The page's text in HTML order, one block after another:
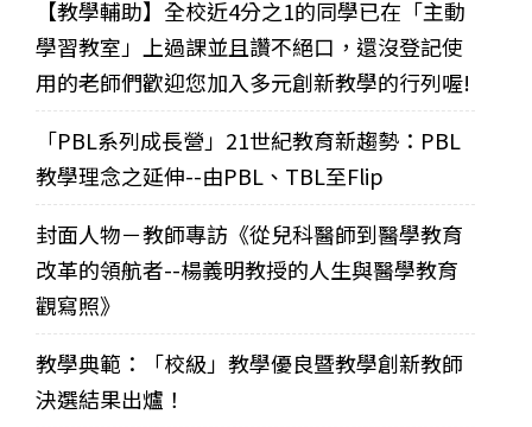
【教學輔助】全校近4分之1的同學已在「主動
學習教室」上過課並且讚不絕口，還沒登記使
用的老師們歡迎您加入多元創新教學的行列喔!
「PBL系列成長營」21世紀教育新趨勢：PBL
教學理念之延伸--由PBL、TBL至Flip
封面人物－教師專訪《從兒科醫師到醫學教育
改革的領航者--楊義明教授的人生與醫學教育
觀寫照》
教學典範：「校級」教學優良暨教學創新教師
決選結果出爐！